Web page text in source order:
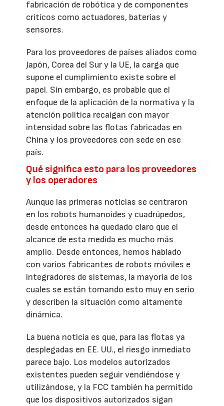
fabricación de robótica y de componentes
críticos como actuadores, baterías y
sensores.
Para los proveedores de países aliados como
Japón, Corea del Sur y la UE, la carga que
supone el cumplimiento existe sobre el
papel. Sin embargo, es probable que el
enfoque de la aplicación de la normativa y la
atención política recaigan con mayor
intensidad sobre las flotas fabricadas en
China y los proveedores con sede en ese
país.
Qué significa esto para los proveedores
y los operadores
Aunque las primeras noticias se centraron
en los robots humanoides y cuadrúpedos,
desde entonces ha quedado claro que el
alcance de esta medida es mucho más
amplio. Desde entonces, hemos hablado
con varios fabricantes de robots móviles e
integradores de sistemas, la mayoría de los
cuales se están tomando esto muy en serio
y describen la situación como altamente
dinámica.
La buena noticia es que, para las flotas ya
desplegadas en EE. UU., el riesgo inmediato
parece bajo. Los modelos autorizados
existentes pueden seguir vendiéndose y
utilizándose, y la FCC también ha permitido
que los dispositivos autorizados sigan